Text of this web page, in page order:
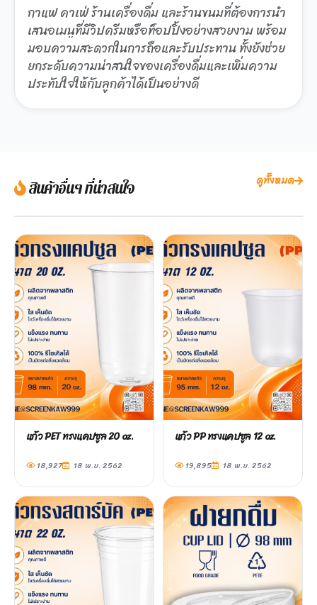
กาแฟ คาเฟ่ ร้านเครื่องดื่ม และร้านขนมที่ต้องการนำ
เสนอเมนูที่มีวิปครีมหรือท็อปปิ้งอย่างสวยงาม พร้อม
มอบความสะดวกในการถือและรับประทาน ทั้งยังช่วย
ยกระดับความน่าสนใจของเครื่องดื่มและเพิ่มความ
ประทับใจให้กับลูกค้าได้เป็นอย่างดี
สินค้าอื่นๆ ที่น่าสนใจ ดูทั้งหมด
แก้ว PET ทรงแคปซูล 20 oz.
18,927 18 พ.ย. 2562
แก้ว PP ทรงแคปซูล 12 oz.
19,895 18 พ.ย. 2562